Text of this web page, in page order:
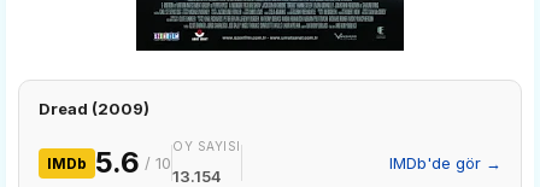
Dread (2009)
IMDb 5.6 / 10
OY SAYISI
13.154
IMDb'de gör →